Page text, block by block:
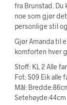
fra Brunstad. Du
noe som gjør
personlige stil
Gjør Amanda til
komforten hver
Stoff: KL 2 Alle
Fot: S09 Eik alle
Mål:
Setehøyde:44cm